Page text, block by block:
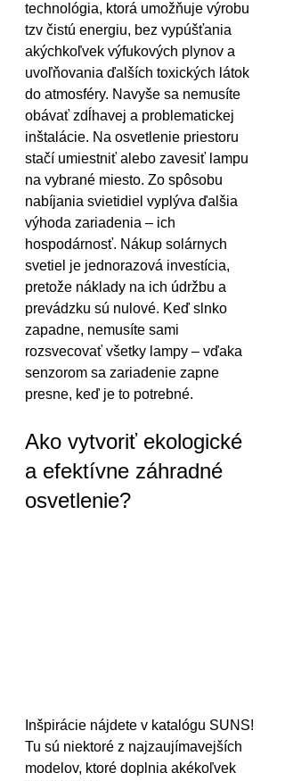
technológia, ktorá umožňuje výrobu
tzv čistú energiu, bez vypúšťania
akýchkoľvek výfukových plynov a
uvoľňovania ďalších toxických látok
do atmosféry. Navyše sa nemusíte
obávať zdĺhavej a problematickej
inštalácie. Na osvetlenie priestoru
stačí umiestniť alebo zavesiť lampu
na vybrané miesto. Zo spôsobu
nabíjania svietidiel vyplýva ďalšia
výhoda zariadenia – ich
hospodárnosť. Nákup solárnych
svetiel je jednorazová investícia,
pretože náklady na ich údržbu a
prevádzku sú nulové. Keď slnko
zapadne, nemusíte sami
rozsvecovať všetky lampy – vďaka
senzorom sa zariadenie zapne
presne, keď je to potrebné.
Ako vytvoriť ekologické
a efektívne záhradné
osvetlenie?
Inšpirácie nájdete v katalógu SUNS!
Tu sú niektoré z najzaujímavejších
modelov, ktoré doplnia akékoľvek